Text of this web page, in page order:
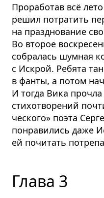
Проработав всё
решил потратить
на празднование
Во второе
собралась шумная
с Искрой. Ребята
в фанты, а потом
И тогда Вика
стихотворений
ческого» поэта
понравились даже
ей почитать
Глава 3